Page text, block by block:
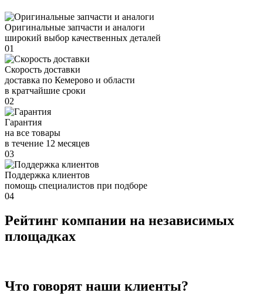
Оригинальные запчасти и аналоги
широкий выбор качественных деталей
01
Скорость доставки
доставка по Кемерово и области
в кратчайшие сроки
02
Гарантия
на все товары
в течение 12 месяцев
03
Поддержка клиентов
помощь специалистов при подборе
04
Рейтинг компании на независимых
площадках
Что говорят наши клиенты?